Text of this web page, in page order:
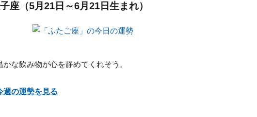
座（5月21日～6月21日生まれ）
な飲み物が心を静めてくれそう。
週の運勢を見る